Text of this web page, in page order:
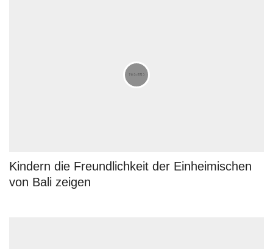
Kindern die Freundlichkeit der Einheimischen
von Bali zeigen